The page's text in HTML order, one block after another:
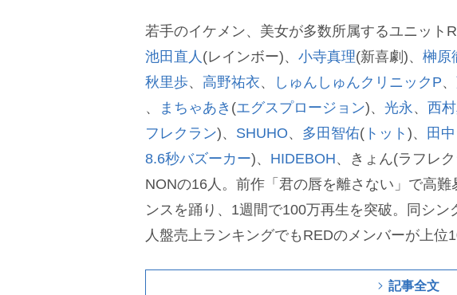
若手のイケメン、美女が多数所属するユニット
池田直人 (レインボー)、 小寺真理(新喜劇)、 榊原
秋里歩、 高野祐衣、 しゅんしゅんクリニックP、
、
まちゃあき (エグスプロージョン)、 光永、 西
フレクラン)、 SHUHO、 多田智佑( トット )、 田
8.6秒バズーカー)、 HIDEBOH、きょん(ラフレ
NONの16人。前作「君の唇を離さない」で高難
ンスを踊り、1週間で100万再生を突破。同シン
人盤売上ランキングでもREDのメンバーが上位
記事全文